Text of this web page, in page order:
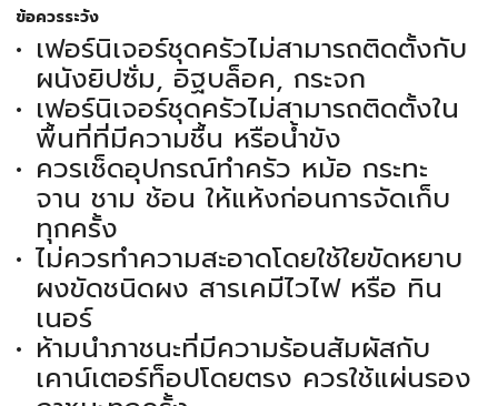
ข้อควรระวัง
เฟอร์นิเจอร์ชุดครัวไม่สามารถติดตั้งกับ
ผนังยิปซั่ม, อิฐบล็อค, กระจก
เฟอร์นิเจอร์ชุดครัวไม่สามารถติดตั้งใน
พื้นที่ที่มีความชื้น หรือน้ำขัง
ควรเช็ดอุปกรณ์ทำครัว หม้อ กระทะ
จาน ชาม ช้อน ให้แห้งก่อนการจัดเก็บ
ทุกครั้ง
ไม่ควรทำความสะอาดโดยใช้ใยขัดหยาบ
ผงขัดชนิดผง สารเคมีไวไฟ หรือ ทิน
เนอร์
ห้ามนำภาชนะที่มีความร้อนสัมผัสกับ
เคาน์เตอร์ท็อปโดยตรง ควรใช้แผ่นรอง